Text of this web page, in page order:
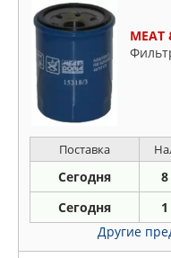
MEAT
Поставка
Сегодня
Сегодня
Другие